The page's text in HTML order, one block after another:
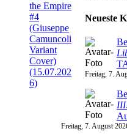
Neueste
Freitag, 7.
Freitag, 7. August